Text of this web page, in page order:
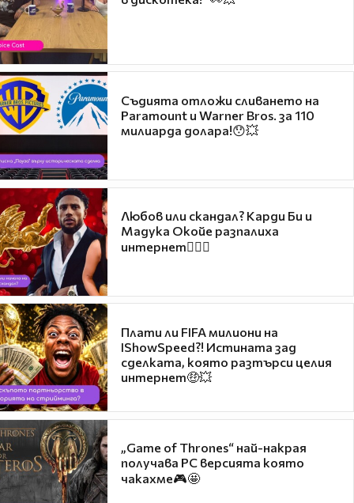
Съдията отложи сливането на
Paramount и Warner Bros. за 110
милиарда долара!😯💥
Любов или скандал? Карди Би и
Мадука Окойе разпалиха
интернет❤️‍🔥🔥
Плати ли FIFA милиони на
IShowSpeed?! Истината зад
сделката, която разтърси целия
интернет🤑💥
„Game of Thrones“ най-накрая
получава PC версията която
чакахме🎮🤩